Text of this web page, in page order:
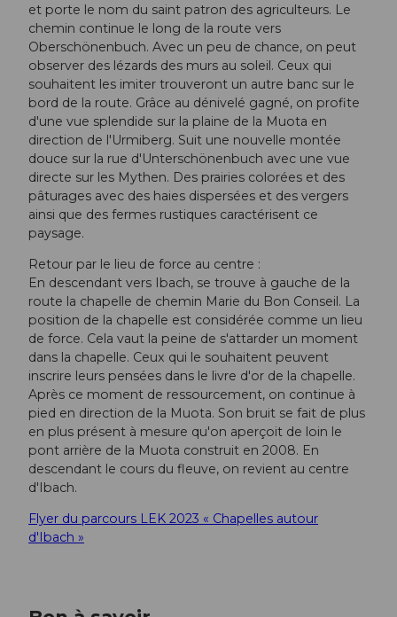
et porte le nom du saint patron des agriculteurs. Le
chemin continue le long de la route vers
Oberschönenbuch. Avec un peu de chance, on peut
observer des lézards des murs au soleil. Ceux qui
souhaitent les imiter trouveront un autre banc sur le
bord de la route. Grâce au dénivelé gagné, on profite
d'une vue splendide sur la plaine de la Muota en
direction de l'Urmiberg. Suit une nouvelle montée
douce sur la rue d'Unterschönenbuch avec une vue
directe sur les Mythen. Des prairies colorées et des
pâturages avec des haies dispersées et des vergers
ainsi que des fermes rustiques caractérisent ce
paysage.
Retour par le lieu de force au centre :
En descendant vers Ibach, se trouve à gauche de la
route la chapelle de chemin Marie du Bon Conseil. La
position de la chapelle est considérée comme un lieu
de force. Cela vaut la peine de s'attarder un moment
dans la chapelle. Ceux qui le souhaitent peuvent
inscrire leurs pensées dans le livre d'or de la chapelle.
Après ce moment de ressourcement, on continue à
pied en direction de la Muota. Son bruit se fait de plus
en plus présent à mesure qu'on aperçoit de loin le
pont arrière de la Muota construit en 2008. En
descendant le cours du fleuve, on revient au centre
d'Ibach.
Flyer du parcours LEK 2023 « Chapelles autour
d'Ibach »